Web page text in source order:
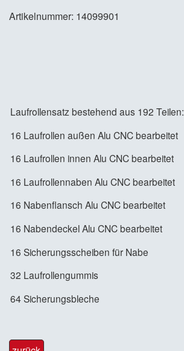
Artikelnummer: 14099901
Laufrollensatz bestehend aus 192 Teilen:
16 Laufrollen außen Alu CNC bearbeitet
16 Laufrollen innen Alu CNC bearbeitet
16 Laufrollennaben Alu CNC bearbeitet
16 Nabenflansch Alu CNC bearbeitet
16 Nabendeckel Alu CNC bearbeitet
16 Sicherungsscheiben für Nabe
32 Laufrollengummis
64 Sicherungsbleche